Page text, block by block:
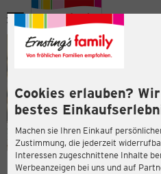
Cookies erlauben?
bestes
Machen sie Ihren Einkauf
Zustimmung, die jederzeit
Interessen zugeschnittene Inhalte
Werbeanzeigen bei uns und auf
Menü